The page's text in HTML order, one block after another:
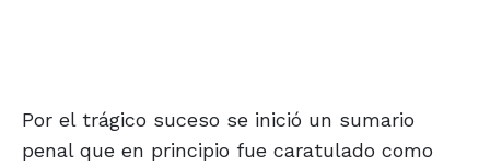
Por el trágico suceso se inició un sumario
penal que en principio fue caratulado como